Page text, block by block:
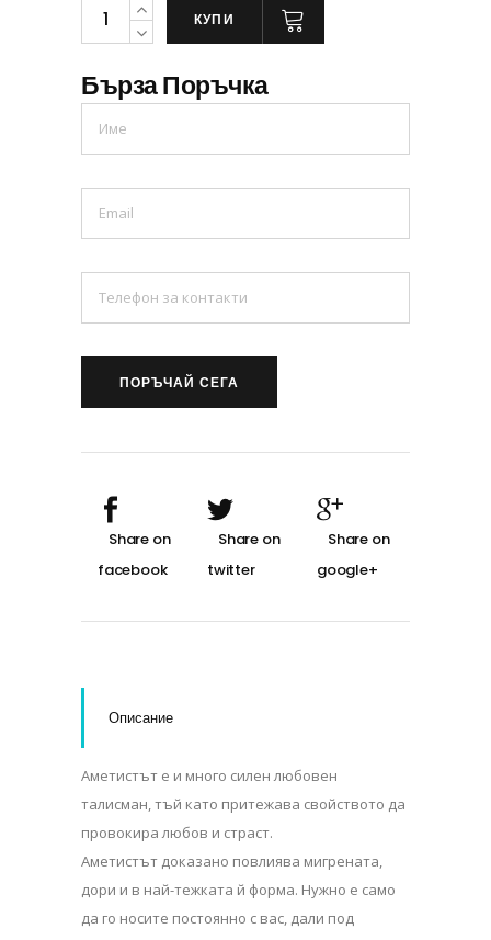
КУПИ
Бърза Поръчка
Описание
Аметистът е и много силен любовен
талисман, тъй като притежава свойството да
провокира любов и страст.
Аметистът доказано повлиява мигрената,
дори и в най-тежката й форма. Нужно е само
да го носите постоянно с вас, дали под